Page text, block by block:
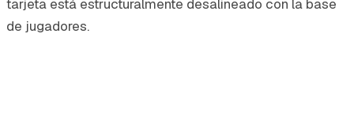
tarjeta está estructuralmente desalineado con la base
de jugadores.